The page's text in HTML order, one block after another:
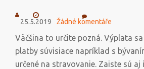
25.5.2019 Žádné komentáře
Väčšina to určite pozná. Výplata
platby súvisiace napríklad s
určené na stravovanie. Zaiste sú aj